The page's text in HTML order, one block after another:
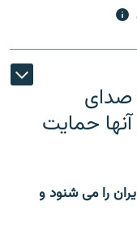
صدای
حمایت
را می شنود و